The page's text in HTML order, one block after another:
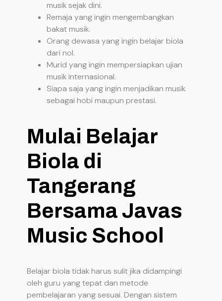
musik sejak dini.
Remaja yang ingin mengembangkan
bakat musik.
Orang dewasa yang ingin belajar biola
dari nol.
Murid yang ingin mempersiapkan ujian
musik internasional.
Siapa saja yang ingin menjadikan musik
sebagai hobi maupun prestasi.
Mulai Belajar
Biola di
Tangerang
Bersama Javas
Music School
Belajar biola tidak harus sulit jika didampingi
oleh guru yang tepat dan metode
pembelajaran yang sesuai. Dengan sistem